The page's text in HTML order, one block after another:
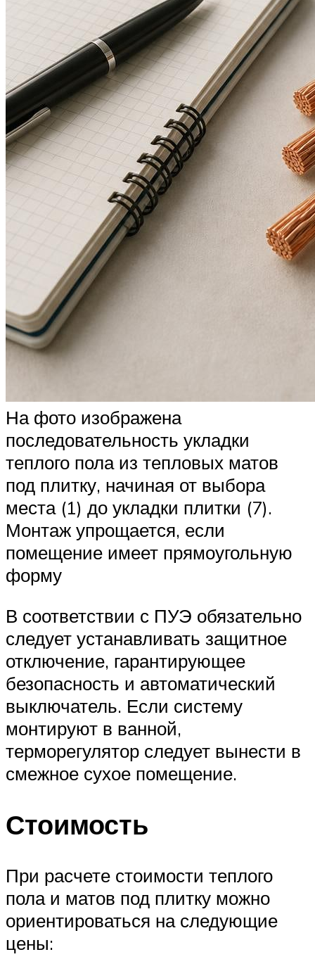
На фото изображена
последовательность укладки
теплого пола из тепловых матов
под плитку, начиная от выбора
места (1) до укладки плитки (7).
Монтаж упрощается, если
помещение имеет прямоугольную
форму
В соответствии с ПУЭ обязательно
следует устанавливать защитное
отключение, гарантирующее
безопасность и автоматический
выключатель. Если систему
монтируют в ванной,
терморегулятор следует вынести в
смежное сухое помещение.
Стоимость
При расчете стоимости теплого
пола и матов под плитку можно
ориентироваться на следующие
цены: